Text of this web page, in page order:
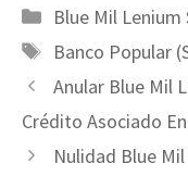
Categorías
Blue Mil Lenium
Etiquetas
Banco Popular
Anular Blue Mil
Crédito Asociado
Nulidad Blue